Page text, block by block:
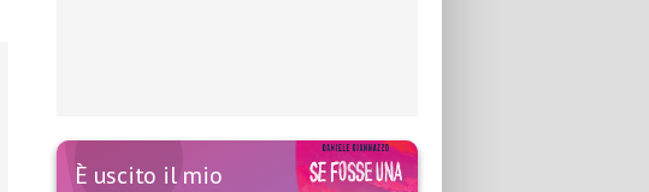
È uscito il mio